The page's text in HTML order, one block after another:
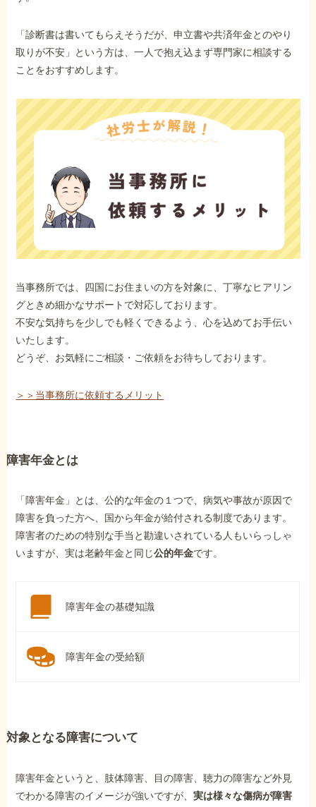
「診断書は書いてもらえそうだが、申立書や共済年金とのやり
取りが不安」という方は、一人で抱え込まず専門家に相談する
ことをおすすめします。
当事務所では、四国にお住まいの方を対象に、丁寧なヒアリン
グときめ細かなサポートで対応しております。
不安な気持ちを少しでも軽くできるよう、心を込めてお手伝い
いたします。
どうぞ、お気軽にご相談・ご依頼をお待ちしております。
＞＞当事務所に依頼するメリット
障害年金とは
「障害年金」とは、公的な年金の１つで、病気や事故が原因で
障害を負った方へ、国から年金が給付される制度であります。
障害者のための特別な手当と勘違いされている人もいらっしゃ
いますが、実は老齢年金と同じ公的年金です。
障害年金の基礎知識
障害年金の受給額
対象となる障害について
障害年金というと、肢体障害、目の障害、聴力の障害など外見
でわかる障害のイメージが強いですが、実は様々な傷病が障害